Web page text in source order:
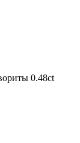
0.48ct